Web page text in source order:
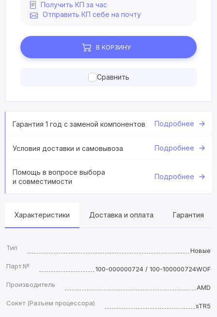
Получить КП за час
Отправить КП себе на почту
В КОРЗИНУ
Сравнить
Гарантия 1 год с заменой компонентов Подробнее
Условия доставки и самовывоза Подробнее
Помощь в вопросе выбора
и совместимости
Подробнее
Характеристики Доставка и оплата Гарантия
Тип
Новые
Парт.№
100-000000724 / 100-100000724WOF
Производитель
AMD
Сокет (Разъем процессора)
sTR5